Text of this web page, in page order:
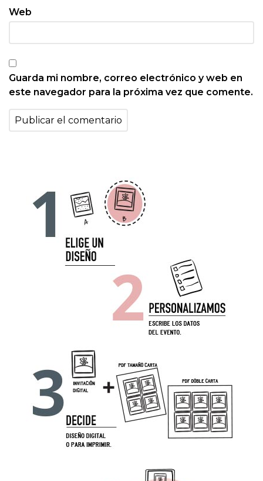
Web
Guarda mi nombre, correo electrónico y web en
este navegador para la próxima vez que comente.